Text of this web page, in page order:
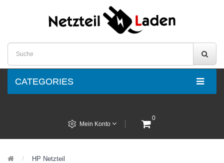
CATEGORIES
Mein Konto
0
HP Netzteil